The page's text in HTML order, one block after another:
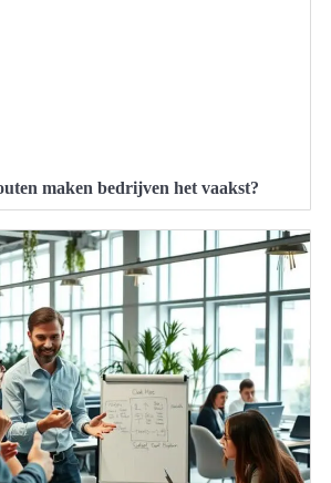
maken bedrijven het vaakst?